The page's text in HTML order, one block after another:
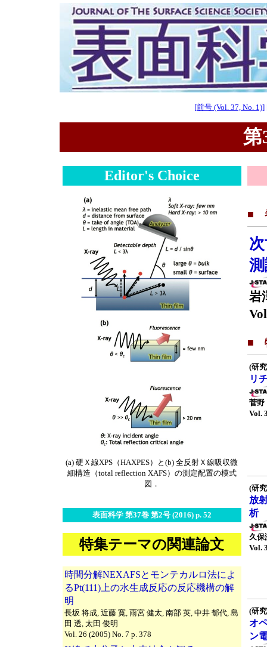
[前号 (Vol. 37, No. 1)]
第
Editor's Choice
(a) 硬Ｘ線XPS（HAXPES）と(b) 全反射Ｘ線吸収微
細構造（total reflection XAFS）の測定配置の模式
図．
表面科学 第37巻 第2号 (2016) p. 52
特集テーマの関連論文
時間分解NEXAFSとモンテカルロ法によ
るPt(111)上の水生成反応の反応機構の解
明
長坂 将成, 近藤 寛, 雨宮 健太, 南部 英, 中井 郁代, 島
田 透, 太田 俊明
Vol. 26 (2005) No. 7 p. 378
■
岩
■
(研
リ
菅
Vol.
(研
放
析
久
Vol.
(研
オ
ン